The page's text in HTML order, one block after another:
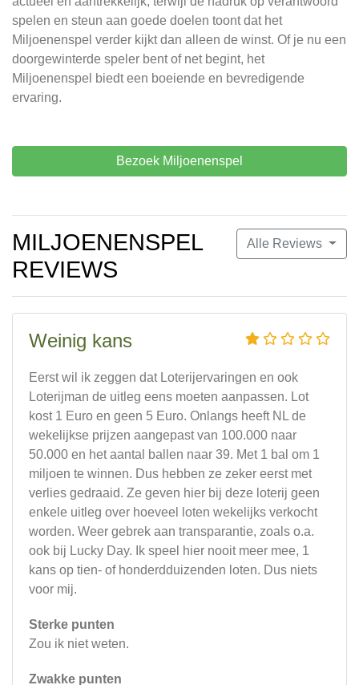
spelen en steun aan goede doelen toont dat het
Miljoenenspel verder kijkt dan alleen de winst. Of je nu een
doorgewinterde speler bent of net begint, het
Miljoenenspel biedt een boeiende en bevredigende
ervaring.
Bezoek Miljoenenspel
Alle Reviews
MILJOENENSPEL
REVIEWS
Weinig kans
Eerst wil ik zeggen dat Loterijervaringen en ook
Loterijman de uitleg eens moeten aanpassen. Lot
kost 1 Euro en geen 5 Euro. Onlangs heeft NL de
wekelijkse prijzen aangepast van 100.000 naar
50.000 en het aantal ballen naar 39. Met 1 bal om 1
miljoen te winnen. Dus hebben ze zeker eerst met
verlies gedraaid. Ze geven hier bij deze loterij geen
enkele uitleg over hoeveel loten wekelijks verkocht
worden. Weer gebrek aan transparantie, zoals o.a.
ook bij Lucky Day. Ik speel hier nooit meer mee, 1
kans op tien- of honderdduizenden loten. Dus niets
voor mij.
Sterke punten
Zou ik niet weten.
Zwakke punten